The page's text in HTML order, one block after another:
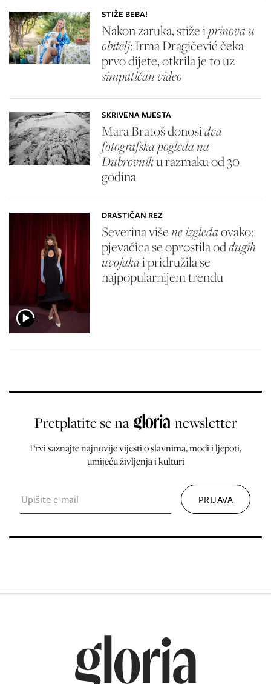
STIŽE BEBA!
Nakon zaruka, stiže iprinova u
obitelj: Irma Dragičević čeka
prvo dijete, otkrila je to uz
simpatičan video
SKRIVENA MJESTA
Mara Bratoš donosidva
fotografska pogleda na
Dubrovniku razmaku od 30
godina
DRASTIČAN REZ
Severina višene izgledaovako:
pjevačica se oprostila oddugih
uvojakai pridružila se
najpopularnijem trendu
Pretplatite se na newsletter
Prvi saznajte najnovije vijesti o slavnima, modi i ljepoti,
umijeću življenja i kulturi